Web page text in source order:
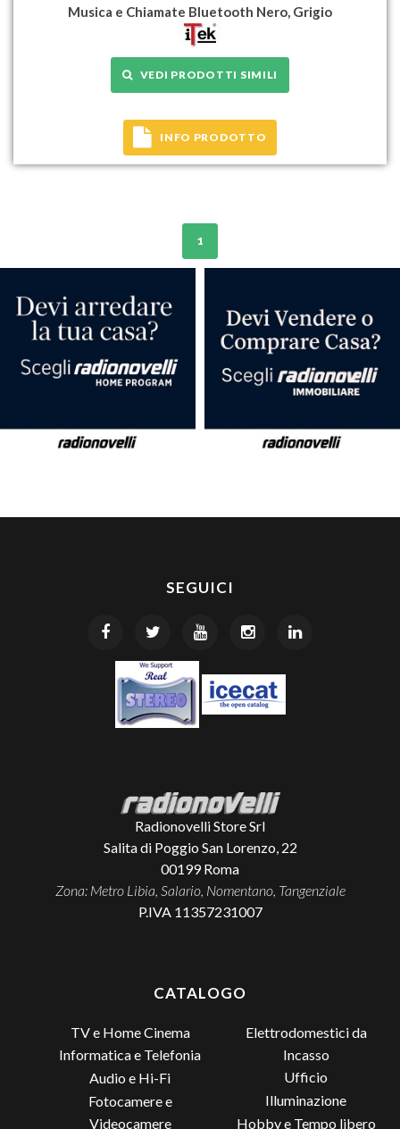
Musica e Chiamate Bluetooth Nero, Grigio
VEDI PRODOTTI SIMILI
INFO PRODOTTO
1
SEGUICI
Radionovelli Store Srl
Salita di Poggio San Lorenzo, 22
00199 Roma
Zona: Metro Libia, Salario, Nomentano, Tangenziale
P.IVA 11357231007
CATALOGO
TV e Home Cinema
Informatica e Telefonia
Audio e Hi-Fi
Fotocamere e
Videocamere
Elettrodomestici da
Incasso
Ufficio
Illuminazione
Hobby e Tempo libero